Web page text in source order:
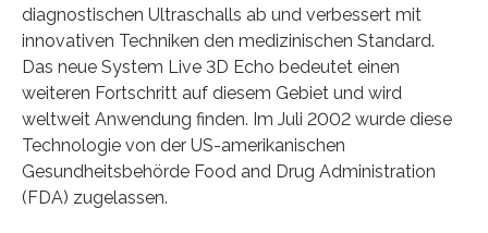
diagnostischen Ultraschalls ab und verbessert mit
innovativen Techniken den medizinischen Standard.
Das neue System Live 3D Echo bedeutet einen
weiteren Fortschritt auf diesem Gebiet und wird
weltweit Anwendung finden. Im Juli 2002 wurde diese
Technologie von der US-amerikanischen
Gesundheitsbehörde Food and Drug Administration
(FDA) zugelassen.